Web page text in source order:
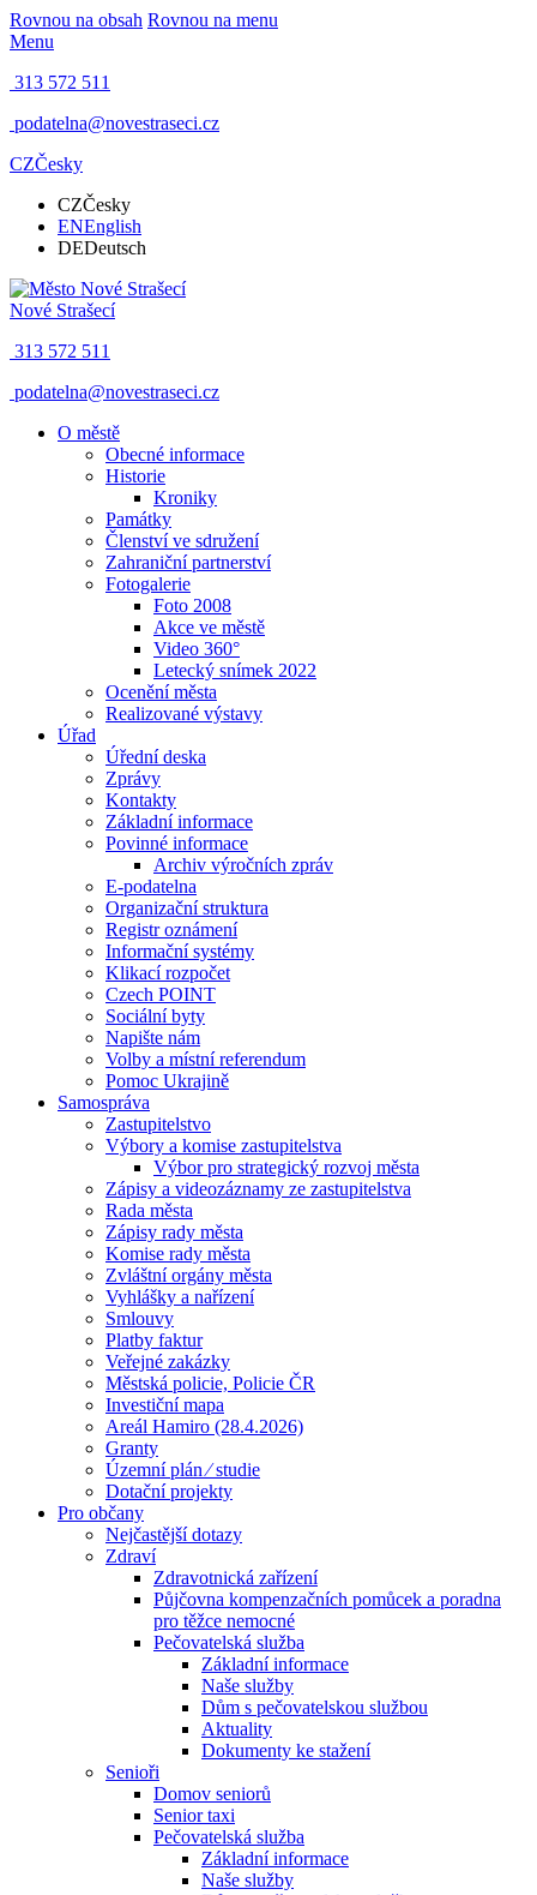
Rovnou na obsah Rovnou na menu
Menu
313 572 511
podatelna@novestraseci.cz
CZČesky
CZČesky
ENEnglish
DEDeutsch
Nové Strašecí
313 572 511
podatelna@novestraseci.cz
O městě
Obecné informace
Historie
Kroniky
Památky
Členství ve sdružení
Zahraniční partnerství
Fotogalerie
Foto 2008
Akce ve městě
Video 360°
Letecký snímek 2022
Ocenění města
Realizované výstavy
Úřad
Úřední deska
Zprávy
Kontakty
Základní informace
Povinné informace
Archiv výročních zpráv
E-podatelna
Organizační struktura
Registr oznámení
Informační systémy
Klikací rozpočet
Czech POINT
Sociální byty
Napište nám
Volby a místní referendum
Pomoc Ukrajině
Samospráva
Zastupitelstvo
Výbory a komise zastupitelstva
Výbor pro strategický rozvoj města
Zápisy a videozáznamy ze zastupitelstva
Rada města
Zápisy rady města
Komise rady města
Zvláštní orgány města
Vyhlášky a nařízení
Smlouvy
Platby faktur
Veřejné zakázky
Městská policie, Policie ČR
Investiční mapa
Areál Hamiro (28.4.2026)
Granty
Územní plán ⁄ studie
Dotační projekty
Pro občany
Nejčastější dotazy
Zdraví
Zdravotnická zařízení
Půjčovna kompenzačních pomůcek a poradna
pro těžce nemocné
Pečovatelská služba
Základní informace
Naše služby
Dům s pečovatelskou službou
Aktuality
Dokumenty ke stažení
Senioři
Domov seniorů
Senior taxi
Pečovatelská služba
Základní informace
Naše služby